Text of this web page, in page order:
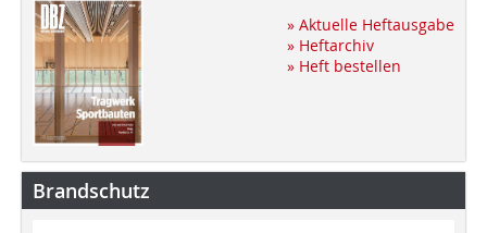
» Aktuelle Heftausgabe
» Heftarchiv
» Heft bestellen
Brandschutz